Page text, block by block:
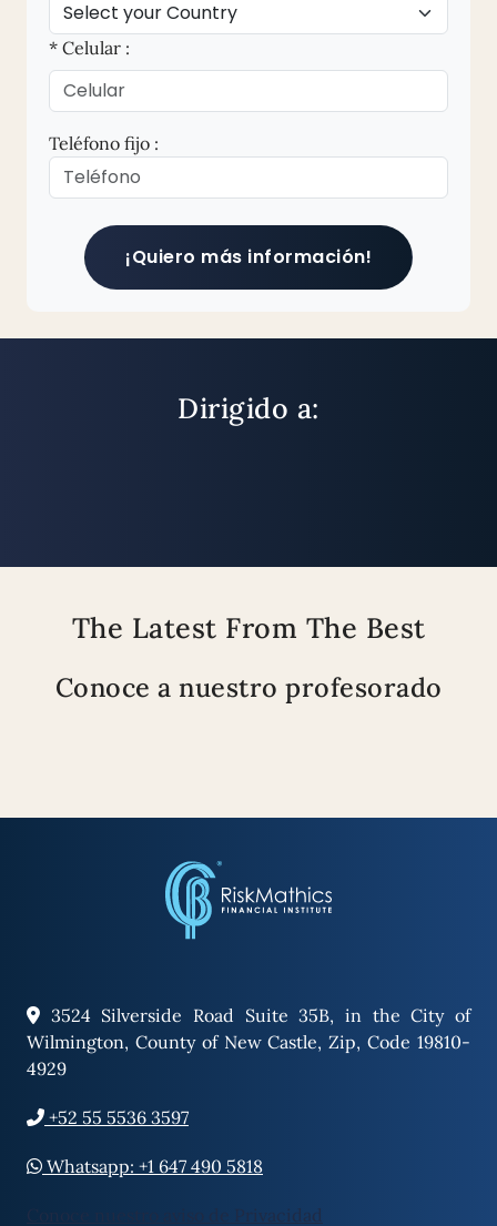
* Celular :
Teléfono fijo :
¡Quiero más información!
Dirigido a:
The Latest From The Best
Conoce a nuestro profesorado
3524 Silverside Road Suite 35B, in the City of
Wilmington, County of New Castle, Zip, Code 19810-
4929
+52 55 5536 3597
Whatsapp: +1 647 490 5818
Conoce nuestro aviso de Privacidad